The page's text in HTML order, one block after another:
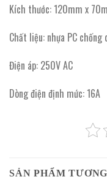
Kích thước: 120mm x
Chất liệu: nhựa PC chống
Điện áp: 250V AC
Dòng điện định mức: 16A
SẢN PHẨM